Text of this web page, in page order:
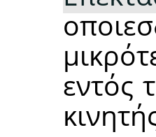
εντός